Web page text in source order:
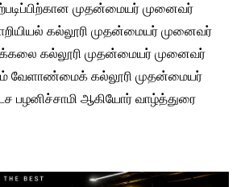
முதன்மையர் முனைவர்
கல்லூரி முதன்மையர் முனைவர்
கல்லூரி முதன்மையர் முனைவர்
வேளாண்மைக் கல்லூரி முதன்மையர்
பழனிச்சாமி ஆகியோர் வாழ்த்துரை